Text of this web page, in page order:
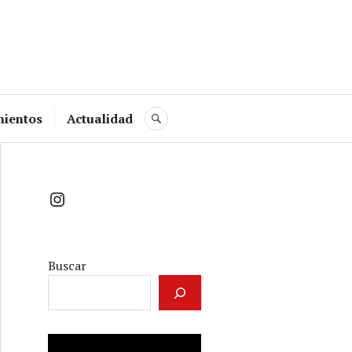
Actualidad BUSCAR
Instagram
Buscar